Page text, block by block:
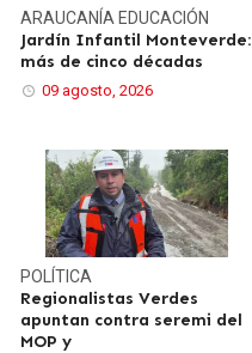
ARAUCANÍA EDUCACIÓN
Jardín Infantil Monteverde:
más de cinco décadas
09 agosto, 2026
POLÍTICA
Regionalistas Verdes
apuntan contra seremi del
MOP y